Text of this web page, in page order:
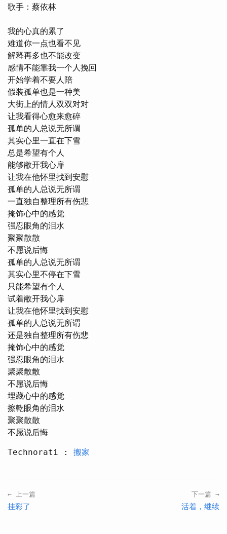
歌手：蔡依林
我的心真的累了
难道你一点也看不见
解释再多也不能改变
感情不能靠我一个人挽回
开始学着不要人陪
假装孤单也是一种美
大街上的情人双双对对
让我看得心愈来愈碎
孤单的人总说无所谓
其实心里一直在下雪
总是希望有个人
能够敝开我心扉
让我在他怀里找到安慰
孤单的人总说无所谓
一直独自整理所有伤悲
掩饰心中的感觉
强忍眼角的泪水
聚聚散散
不愿说后悔
孤单的人总说无所谓
其实心里不停在下雪
只能希望有个人
试着敝开我心扉
让我在他怀里找到安慰
孤单的人总说无所谓
还是独自整理所有伤悲
掩饰心中的感觉
强忍眼角的泪水
聚聚散散
不愿说后悔
埋藏心中的感觉
擦乾眼角的泪水
聚聚散散
Technorati : 搬家
← 上一篇
挂彩了
下一篇 →
活着，继续